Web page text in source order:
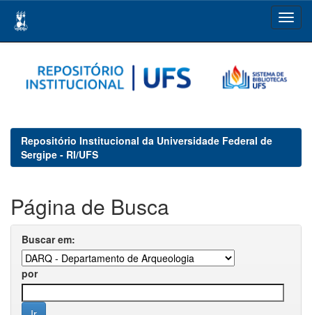
navigation
Repositório Institucional da Universidade Federal de
Sergipe - RI/UFS
Página de Busca
Buscar em:
por